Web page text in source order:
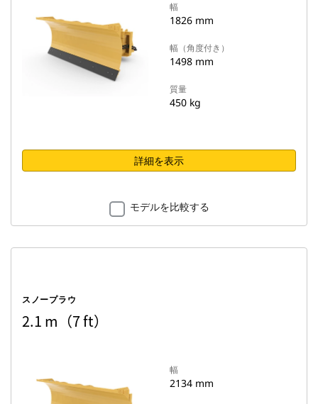
幅
1826 mm
幅（角度付き）
1498 mm
質量
450 kg
詳細を表示
モデルを比較する
スノープラウ
2.1 m（7 ft）
幅
2134 mm